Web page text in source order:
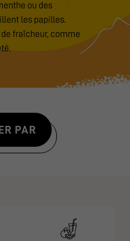
ou des
les papilles.
fraîcheur, comme
PAR